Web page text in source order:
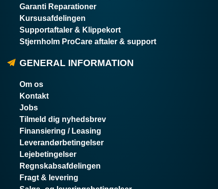
Garanti Reparationer
Kursusafdelingen
Supportaftaler & Klippekort
Stjernholm ProCare aftaler & support
GENERAL INFORMATION
Om os
Kontakt
Jobs
Tilmeld dig nyhedsbrev
Finansiering / Leasing
Leverandørbetingelser
Lejebetingelser
Regnskabsafdelingen
Fragt & levering